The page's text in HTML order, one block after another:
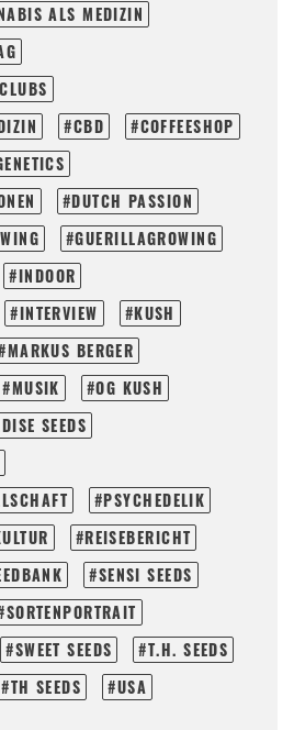
ALS MEDIZIN
CBD
COFFEESHOP
DUTCH PASSION
GUERILLAGROWING
INDOOR
INTERVIEW
KUSH
MARKUS BERGER
MUSIK
OG KUSH
SEEDS
PSYCHEDELIK
REISEBERICHT
SENSI SEEDS
SORTENPORTRAIT
SWEET SEEDS
T.H. SEEDS
TH SEEDS USA